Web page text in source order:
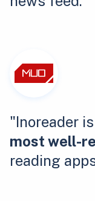
"Inoreader
most well-
reading